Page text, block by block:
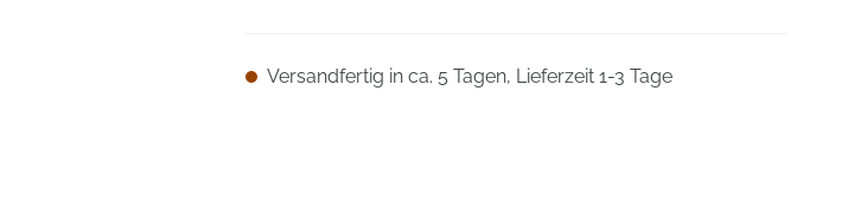
Versandfertig in ca. 5 Tagen, Lieferzeit 1-3 Tage